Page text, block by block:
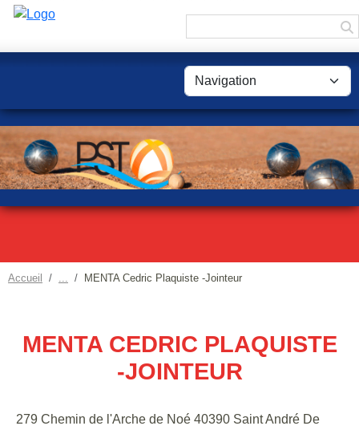
Accueil MENTA Cedric Plaquiste -Jointeur
MENTA CEDRIC PLAQUISTE
-JOINTEUR
279 Chemin de l'Arche de Noé 40390 Saint André De
Panneau de gestion des cookies